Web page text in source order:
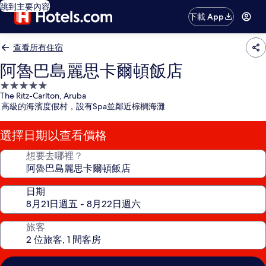
跳到主要內容
下載 App
查看所有住宿
阿魯巴島麗思卡爾頓飯店
5.0
星
級
住
宿
The Ritz-Carlton, Aruba
高級的海濱度假村，設有Spa並鄰近棕櫚海灘
選擇日期以查看價格
想要去哪裡？
日期
旅客